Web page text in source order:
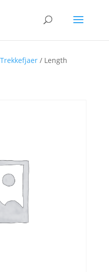
Trekkefjaer/ Length